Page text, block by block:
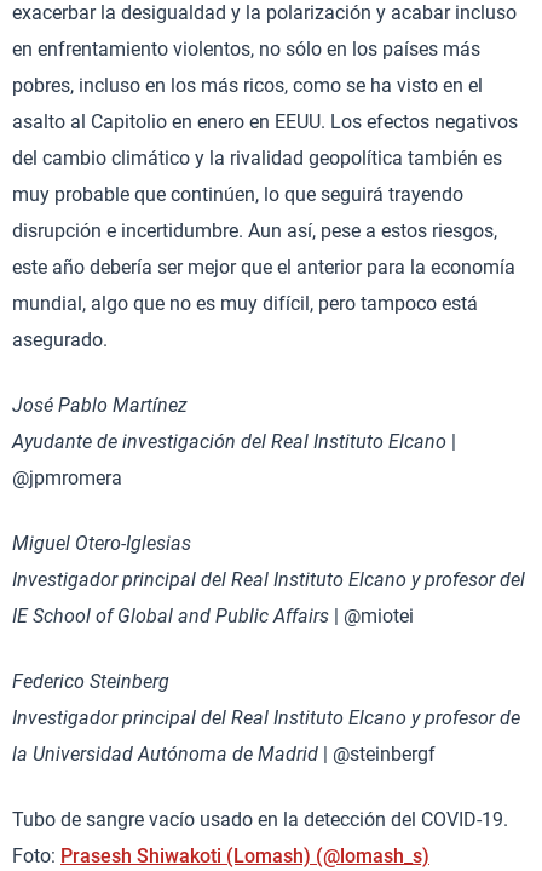
exacerbar la desigualdad y la polarización y acabar incluso
en enfrentamiento violentos, no sólo en los países más
pobres, incluso en los más ricos, como se ha visto en el
asalto al Capitolio en enero en EEUU. Los efectos negativos
del cambio climático y la rivalidad geopolítica también es
muy probable que continúen, lo que seguirá trayendo
disrupción e incertidumbre. Aun así, pese a estos riesgos,
este año debería ser mejor que el anterior para la economía
mundial, algo que no es muy difícil, pero tampoco está
asegurado.
José Pablo Martínez
Ayudante de investigación del Real Instituto Elcano
@jpmromera
Miguel Otero-Iglesias
Investigador principal del Real Instituto Elcano y profesor del
IE School of Global and Public Affairs
| @miotei
Federico Steinberg
Investigador principal del Real Instituto Elcano y profesor de
la Universidad Autónoma de Madrid
| @steinbergf
Tubo de sangre vacío usado en la detección del COVID-19.
Foto: Prasesh Shiwakoti (Lomash) (@lomash_s)